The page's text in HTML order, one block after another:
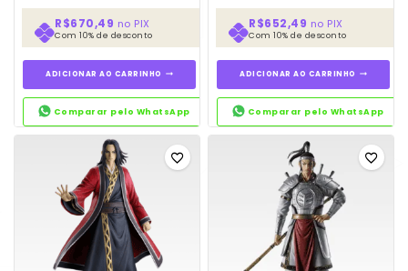
R$670,49 no PIX
Com 10% de desconto
ADICIONAR AO CARRINHO
Comparar pelo WhatsApp
R$652,49 no PIX
Com 10% de desconto
ADICIONAR AO CARRINHO
Comparar pelo WhatsApp